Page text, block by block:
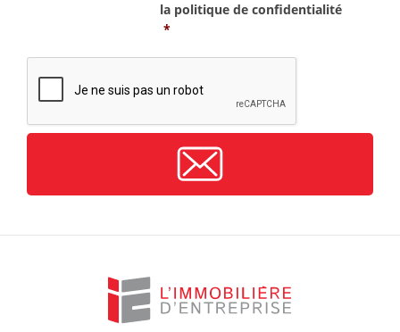
la politique de confidentialité
*